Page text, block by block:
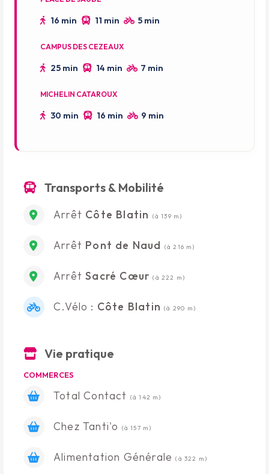
16 min 11 min 5 min
CAMPUS DES CEZEAUX
25 min 14 min 7 min
MICHELIN CATAROUX
30 min 16 min 9 min
Transports & Mobilité
Arrêt Côte Blatin (à 139 m)
Arrêt Pont de Naud (à 216 m)
ArrêtSacré Cœur (à 222 m)
C.Vélo : Côte Blatin (à 290 m)
Vie pratique
COMMERCES
Total Contact (à 142 m)
Chez Tanti'o (à 157 m)
Alimentation Générale(à 322 m)